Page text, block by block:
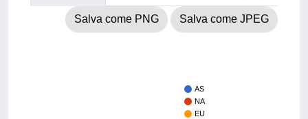
Salva come PNG Salva come JPEG
AS
NA
EU